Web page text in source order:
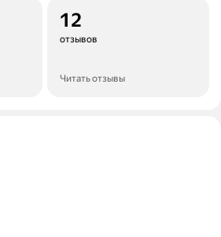
12
отзывов
Читать отзывы